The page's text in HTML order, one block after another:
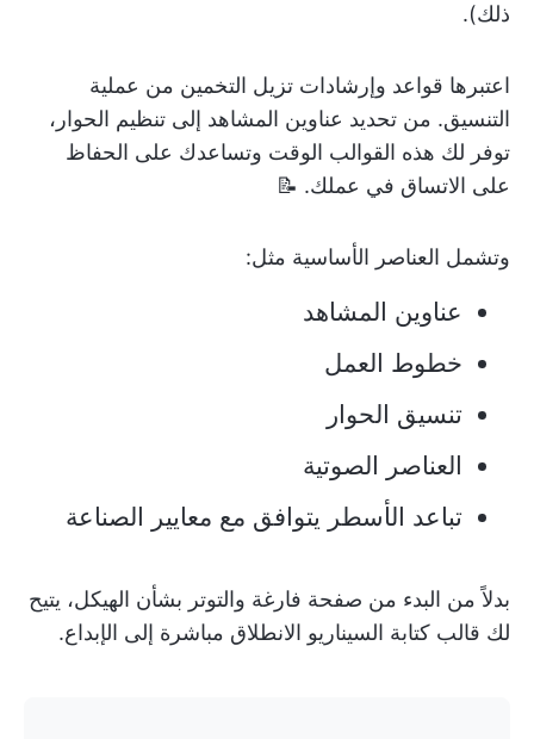
ذلك).
اعتبرها قواعد وإرشادات تزيل التخمين من عملية
التنسيق. من تحديد عناوين المشاهد إلى تنظيم الحوار،
توفر لك هذه القوالب الوقت وتساعدك على الحفاظ
على الاتساق في عملك. 📝
وتشمل العناصر الأساسية مثل:
عناوين المشاهد
خطوط العمل
تنسيق الحوار
العناصر الصوتية
تباعد الأسطر يتوافق مع معايير الصناعة
بدلاً من البدء من صفحة فارغة والتوتر بشأن الهيكل، يتيح
لك قالب كتابة السيناريو الانطلاق مباشرة إلى الإبداع.